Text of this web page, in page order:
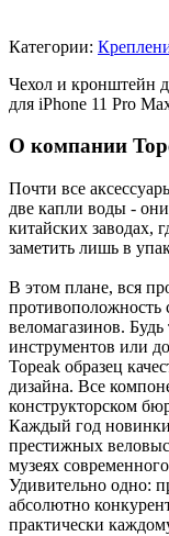
Категории:
Чехол и кронштейн
для iPhone 11 Pro
О компании
Почти все
две капли воды -
китайских заводах,
заметить лишь в
В этом плане, вся
противоположность
веломагазинов.
инструментов или
Topeak образец
дизайна. Все
конструкторском
Каждый год новинки
престижных
музеях
Удивительно одно:
абсолютно
практически